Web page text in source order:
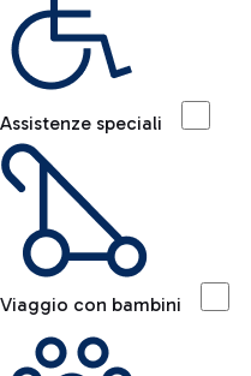
Assistenze speciali
Viaggio con bambini